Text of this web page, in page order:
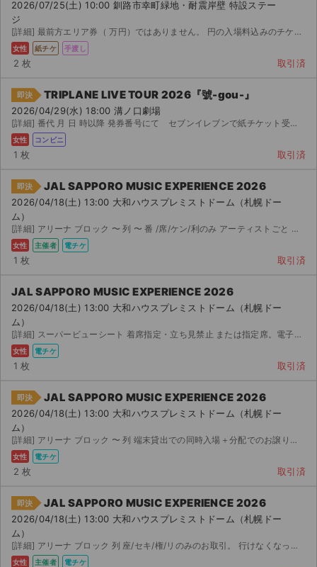
手数料・お支払い方法
AIに質問する
よくある質問
お知らせ
サイト情報
チケットジャム運営会社
チケットジャム利用規約
プライバシーポリシー
公演登録依頼
不正転売禁止法について
2026/07/25(土) 10:00 釧路市幸町緑地・耐震岸壁 特設ステー
ジ
[詳細] 最前方エリア券（ 万円）ではありません。 円の入場料込みのチケットとなります。 ※残り ...
女性 紙チケ 手渡し
2 枚 取引済
即決 TRIPLANE LIVE TOUR 2026『號-gou-』
2026/04/29(水) 18:00 溝ノ口劇場
[詳細] 番代 月 日 時以降 発券番号にて セブンイレブンで紙チケット受け取り こちらの...
女性 コンビニ
1 枚 取引済
即決 JAL SAPPORO MUSIC EXPERIENCE 2026
2026/04/18(土) 13:00 大和ハウスプレミストドーム（札幌ドー
ム）
[詳細] アリーナ ブロック 〜 列 〜 番 /席/ケン/利のみ アーティストごと または...
女性 主催者 電チケ
1 枚 取引済
JAL SAPPORO MUSIC EXPERIENCE 2026
2026/04/18(土) 13:00 大和ハウスプレミストドーム（札幌ドー
ム）
[詳細] スーパービューシート 着席指定・立ち見禁止 または指定席。電子チケットの為、未定です。 ...
女性 電チケ
1 枚 取引済
即決 JAL SAPPORO MUSIC EXPERIENCE 2026
2026/04/18(土) 13:00 大和ハウスプレミストドーム（札幌ドー
ム）
[詳細] アリーナ ブロック 〜 列 端末貸出での同時入場＋分配でのお譲りになります。 バラで購入い...
女性 電チケ
2 枚 取引済
即決 JAL SAPPORO MUSIC EXPERIENCE 2026
2026/04/18(土) 13:00 大和ハウスプレミストドーム（札幌ドー
ム）
[詳細] アリーナ ブロック 列 座/セキ/権/リのみのお取引。 行けなくなったため出品します。
女性 主催者 電チケ